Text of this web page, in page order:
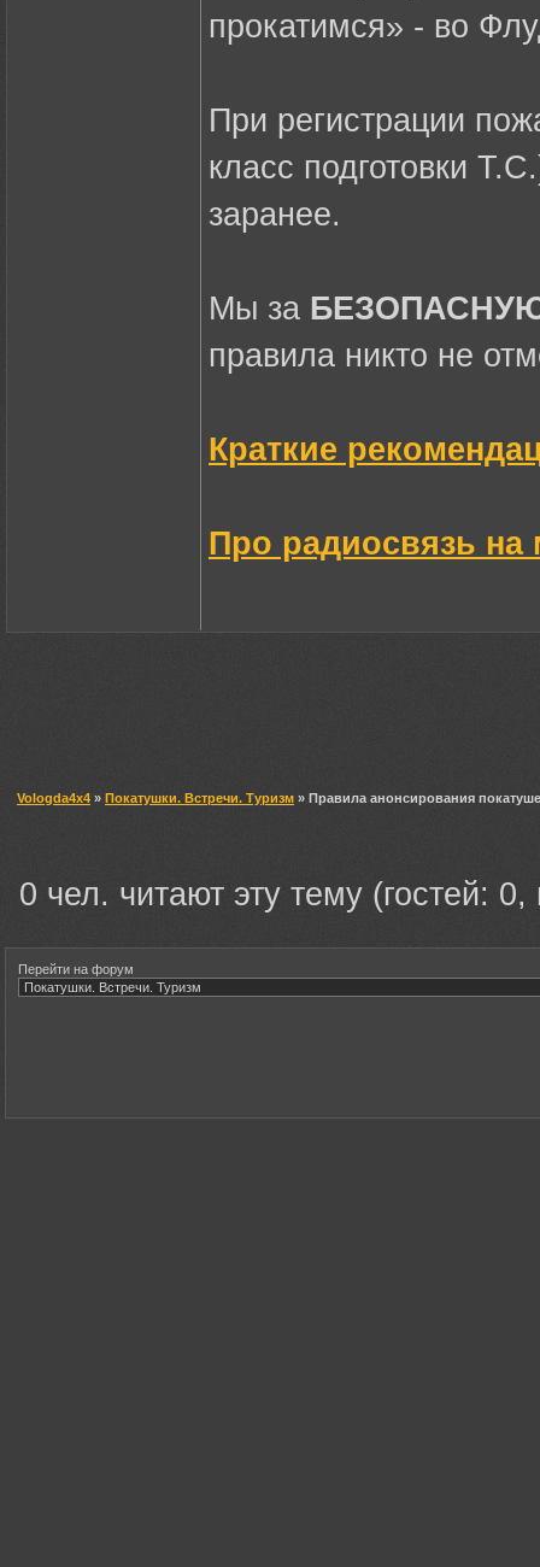
прокатимся» - во
При регистрации
класс подготовки
заранее.
Мы за БЕЗОПАСНУЮ
правила никто не
Краткие
Про радиосвязь на
Vologda4x4 » Покатушки. Встречи. Туризм » Правила анонсирования
0 чел. читают эту тему (гостей:
Перейти на форум